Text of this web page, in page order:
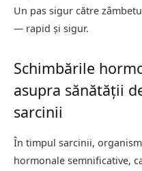
Un pas sigur către
— rapid și sigur.
Schimbările
asupra sănătății
sarcinii
În timpul sarcinii,
hormonale semnificative,